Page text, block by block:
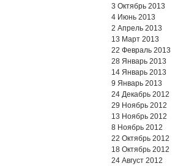
3 Октябрь 2013
4 Июнь 2013
2 Апрель 2013
13 Март 2013
22 Февраль 2013
28 Январь 2013
14 Январь 2013
9 Январь 2013
24 Декабрь 2012
29 Ноябрь 2012
13 Ноябрь 2012
8 Ноябрь 2012
22 Октябрь 2012
18 Октябрь 2012
24 Август 2012